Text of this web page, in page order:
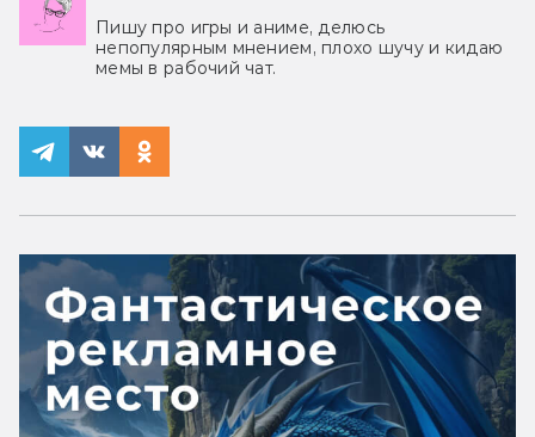
Пишу про игры и аниме, делюсь
непопулярным мнением, плохо шучу и кидаю
мемы в рабочий чат.